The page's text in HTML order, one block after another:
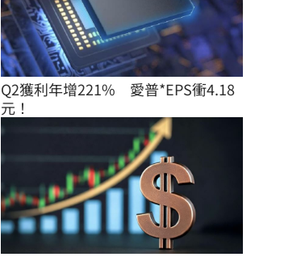
Q2獲利年增221%　愛普*EPS衝4.18
元！